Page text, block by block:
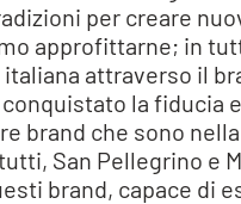
per creare
approfittarne; in
attraverso il
la fiducia
che sono
San Pellegrino
brand, capace di